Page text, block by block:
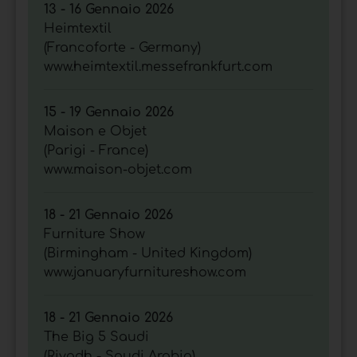
13 - 16 Gennaio 2026
Heimtextil
(Francoforte - Germany)
www.heimtextil.messefrankfurt.com
15 - 19 Gennaio 2026
Maison e Objet
(Parigi - France)
www.maison-objet.com
18 - 21 Gennaio 2026
Furniture Show
(Birmingham - United Kingdom)
www.januaryfurnitureshow.com
18 - 21 Gennaio 2026
The Big 5 Saudi